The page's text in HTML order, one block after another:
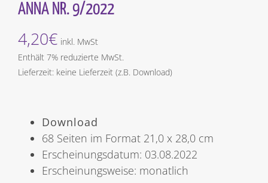
ANNA NR. 9/2022
4,20€ inkl. MwSt
Enthält 7% reduzierte MwSt.
Lieferzeit: keine Lieferzeit (z.B. Download)
Download
68 Seiten im Format 21,0 x 28,0 cm
Erscheinungsdatum: 03.08.2022
Erscheinungsweise: monatlich